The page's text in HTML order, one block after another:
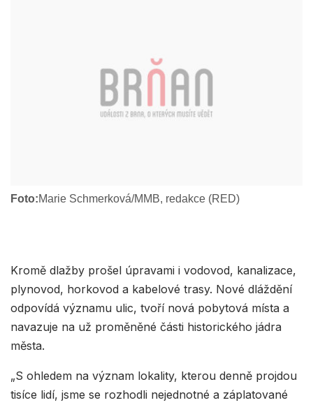
Foto:Marie Schmerková/MMB, redakce (RED)
Kromě dlažby prošel úpravami i vodovod, kanalizace,
plynovod, horkovod a kabelové trasy. Nové dláždění
odpovídá významu ulic, tvoří nová pobytová místa a
navazuje na už proměněné části historického jádra
města.
„S ohledem na význam lokality, kterou denně projdou
tisíce lidí, jsme se rozhodli nejednotné a záplatované